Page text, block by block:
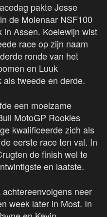
pakte Jesse
de Molenaar NSF100
in Assen. Koelewijn wist
race op zijn naam
ronde van het
en Luuk
tweede en derde.
een moeizame
MotoGP Rookies
kwalificeerde zich als
eerste race ten val. In
de finish wel te
en laatste.
neer
week later in Most. In